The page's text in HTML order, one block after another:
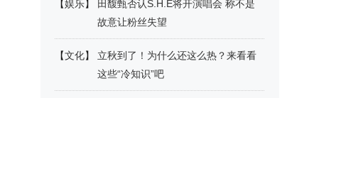
【娱乐】
田馥甄否认S.H.E将开演唱会 称不是
故意让粉丝失望
【文化】
立秋到了！为什么还这么热？来看看
这些“冷知识”吧